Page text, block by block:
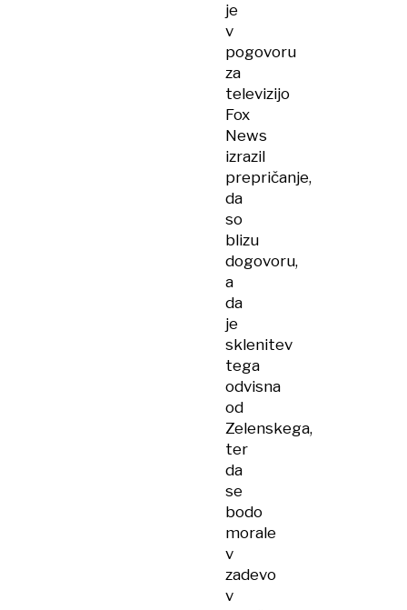
je
v
pogovoru
za
televizijo
Fox
News
izrazil
prepričanje,
da
so
blizu
dogovoru,
a
da
je
sklenitev
tega
odvisna
od
Zelenskega,
ter
da
se
bodo
morale
v
zadevo
v